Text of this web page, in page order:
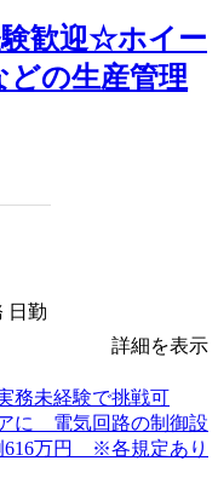
験歓迎☆ホイー
どの生産管理
日勤
詳細を表示